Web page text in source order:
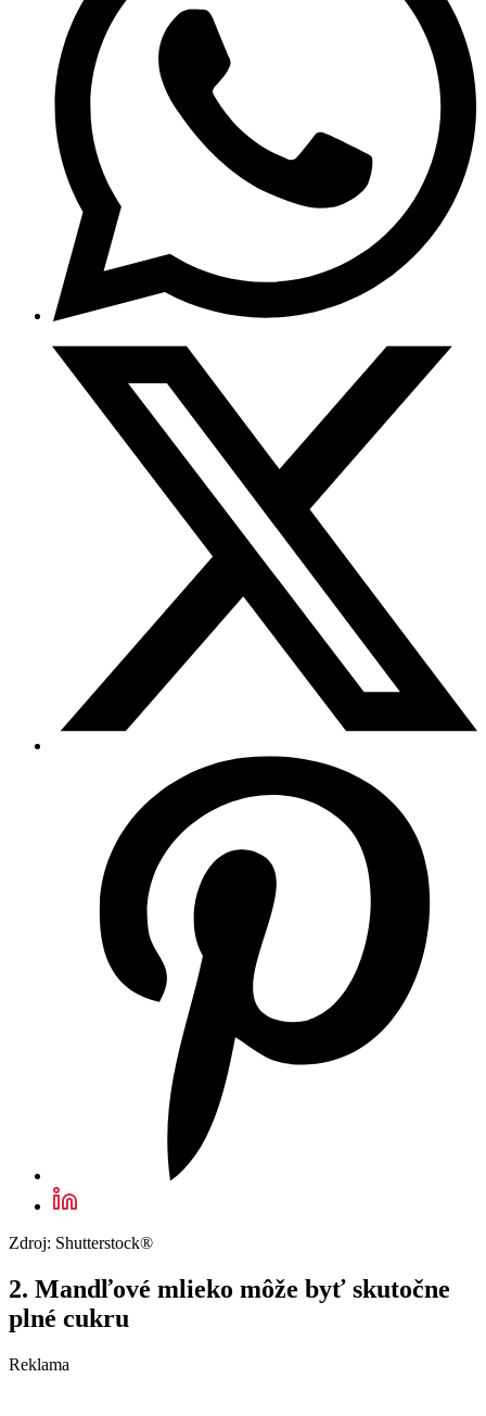
Zdroj: Shutterstock®
2. Mandľové mlieko môže byť skutočne
plné cukru
Reklama